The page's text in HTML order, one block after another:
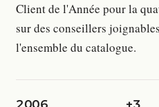
Client de l'Année pour la
sur des conseillers
l'ensemble du catalogue.